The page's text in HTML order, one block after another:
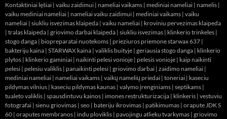
Kontaktiniai lęšiai | vaiku zaidimui | nameliai vaikams | mediniai nameliai | namelis |
vaiku mediniai nameliai | nameliai vaiku zaidimui | mediniai vaikams | vaiku
nameliai | siukliu isvezimas klaipeda | vaiku nameliai | kroviniu pervezimas klaipeda
| tralas klaipeda | griovimo darbai klaipeda | siukliu isvezimas | klinkerio trinkeles |
stogo danga | biopreparatai nuotekoms | prieziuros priemone starwax 637 |
bakteriju kaina | STARWAX kaina | valiklis buityje | geriausia stogo danga | klinkerio
plytos | klinkerio gaminiai | naikinti pelesi vonioje | pelesis vonioje | kaip naikinti
pelesi | pelesiu valiklis | panaikinti pelesi | griovimo darbai | zaidimo nameliai |
mediniai nameliai | nameliai vaikams | vaikų namelių priedai | toneriai | kaseciu
pildymas vilnius | kaseciu pildymas kaunas | valymo įrenginiams | septikams |
tualeto valiklis | spausdintuvu kainos | imones restrukturizacija | klinkeris | vestuviu
fotografai | sienu griovimas | seo | bateriju ikrovimas | patikimumas | orapute JDK S
60 | oraputes membranos | indu ploviklis | pavojingu atlieku tvarkymas | griovimo